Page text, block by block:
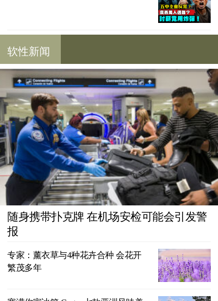
软性新闻
随身携带扑克牌 在机场安检可能会引发警
报
专家：薰衣草与4种花卉合种 会花开
繁茂多年